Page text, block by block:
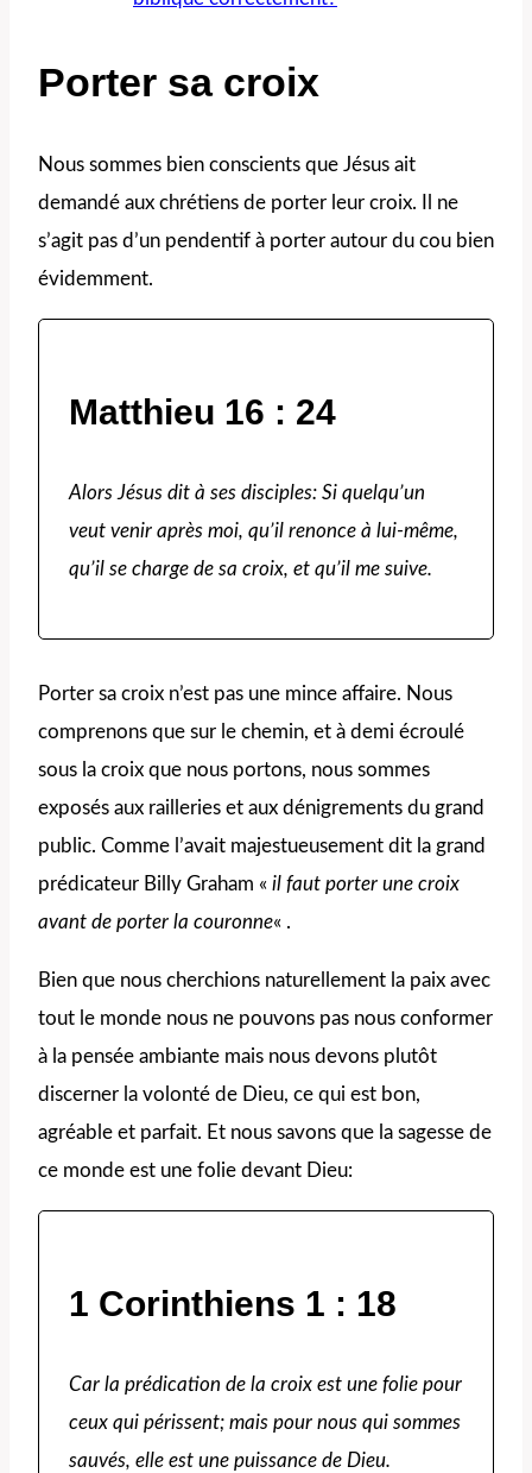
Porter sa croix
Nous sommes bien conscients que Jésus ait
demandé aux chrétiens de porter leur croix. Il ne
s’agit pas d’un pendentif à porter autour du cou bien
évidemment.
Matthieu 16 : 24
Alors Jésus dit à ses disciples: Si quelqu’un
veut venir après moi, qu’il renonce à lui-même,
qu’il se charge de sa croix, et qu’il me suive.
Porter sa croix n’est pas une mince affaire. Nous
comprenons que sur le chemin, et à demi écroulé
sous la croix que nous portons, nous sommes
exposés aux railleries et aux dénigrements du grand
public. Comme l’avait majestueusement dit la grand
prédicateur Billy Graham « il faut porter une croix
avant de porter la couronne« .
Bien que nous cherchions naturellement la paix avec
tout le monde nous ne pouvons pas nous conformer
à la pensée ambiante mais nous devons plutôt
discerner la volonté de Dieu, ce qui est bon,
agréable et parfait. Et nous savons que la sagesse de
ce monde est une folie devant Dieu:
1 Corinthiens 1 : 18
Car la prédication de la croix est une folie pour
ceux qui périssent; mais pour nous qui sommes
sauvés, elle est une puissance de Dieu.